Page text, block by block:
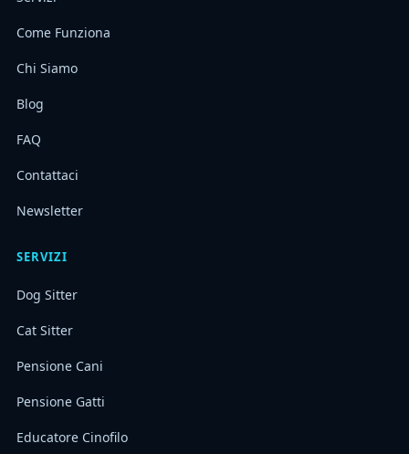
Come Funziona
Chi Siamo
Blog
FAQ
Contattaci
Newsletter
SERVIZI
Dog Sitter
Cat Sitter
Pensione Cani
Pensione Gatti
Educatore Cinofilo